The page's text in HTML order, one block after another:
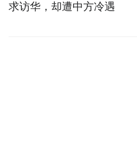
求访华，却遭中方冷遇